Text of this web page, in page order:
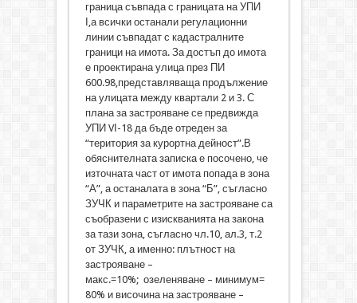
граница съвпада с границата на УПИ
І,а всички останали регулационни
линии съвпадат с кадастралните
граници на имота. За достъп до имота
е проектирана улица през ПИ
600.98,представляваща продължение
на улицата между квартали 2 и 3. С
плана за застрояване се предвижда
УПИ VІ-18 да бъде отреден за
“територия за курортна дейност”.В
обяснителната записка е посочено, че
източната част от имота попада в зона
“А”, а останалата в зона “Б”, съгласно
ЗУЧК и параметрите на застрояване са
съобразени с изискванията на закона
за тази зона, съгласно чл.10, ал.3, т.2
от ЗУЧК, а именно: плътност на
застрояване –
макс.=10%; озеленяване – минимум=
80% и височина на застрояване –